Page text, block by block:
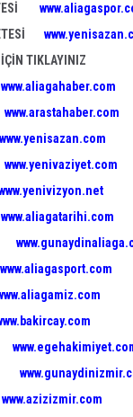
TIKLAYINIZ
www.aliagahaber.com
www.arastahaber.com
www.yenisazan.com
www.yenivaziyet.com
www.aliagatarihi.com
www.aliagasport.com
www.azizizmir.com